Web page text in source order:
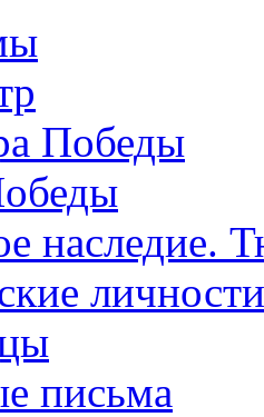
Победы
наследие.
личности
письма